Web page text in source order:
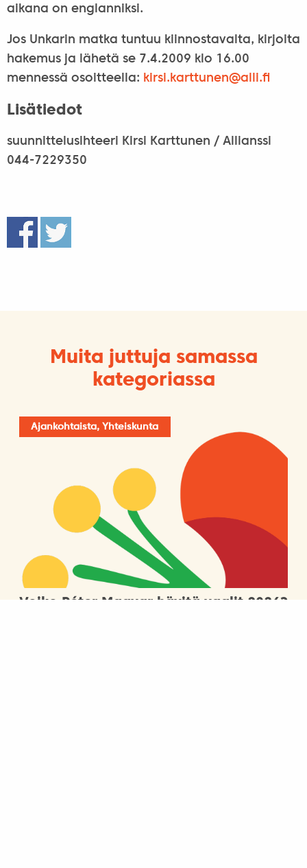
aikana on englanniksi.
Jos Unkarin matka tuntuu kiinnostavalta, kirjoita
hakemus ja lähetä se 7.4.2009 klo 16.00
mennessä osoitteella: kirsi.karttunen@alli.fi
Lisätiedot
suunnittelusihteeri Kirsi Karttunen / Allianssi
044-7229350
Muita juttuja samassa
kategoriassa
Ajankohtaista, Yhteiskunta
Voiko Péter Magyar hävitä vaalit 2026?